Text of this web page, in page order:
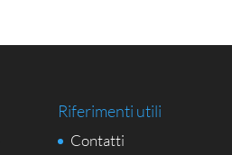
Riferimenti utili
Contatti